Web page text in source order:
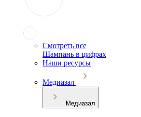
Смотреть все
Шампань в цифрах
Наши ресурсы
Медиазал
Медиазал